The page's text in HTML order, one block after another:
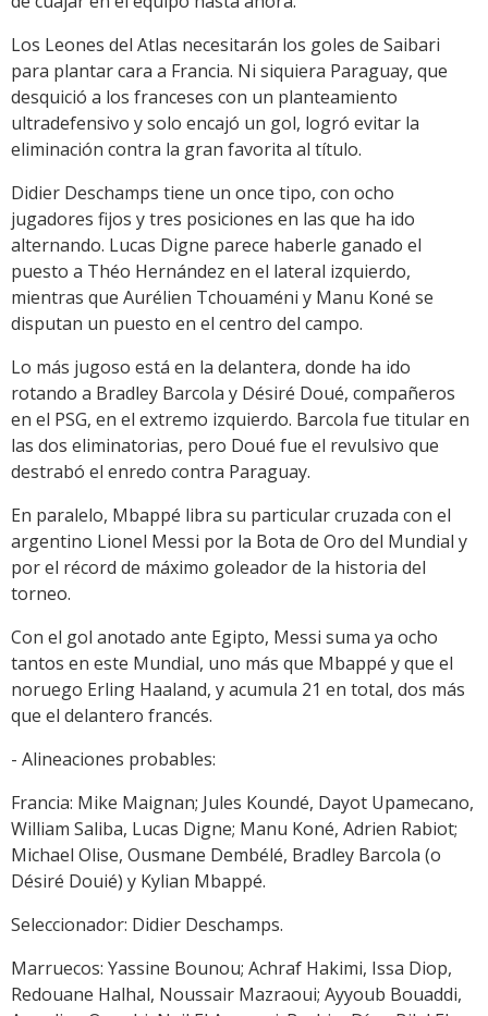
Los Leones del Atlas necesitarán los goles de Saibari
para plantar cara a Francia. Ni siquiera Paraguay, que
desquició a los franceses con un planteamiento
ultradefensivo y solo encajó un gol, logró evitar la
eliminación contra la gran favorita al título.
Didier Deschamps tiene un once tipo, con ocho
jugadores fijos y tres posiciones en las que ha ido
alternando. Lucas Digne parece haberle ganado el
puesto a Théo Hernández en el lateral izquierdo,
mientras que Aurélien Tchouaméni y Manu Koné se
disputan un puesto en el centro del campo.
Lo más jugoso está en la delantera, donde ha ido
rotando a Bradley Barcola y Désiré Doué, compañeros
en el PSG, en el extremo izquierdo. Barcola fue titular en
las dos eliminatorias, pero Doué fue el revulsivo que
destrabó el enredo contra Paraguay.
En paralelo, Mbappé libra su particular cruzada con el
argentino Lionel Messi por la Bota de Oro del Mundial y
por el récord de máximo goleador de la historia del
torneo.
Con el gol anotado ante Egipto, Messi suma ya ocho
tantos en este Mundial, uno más que Mbappé y que el
noruego Erling Haaland, y acumula 21 en total, dos más
que el delantero francés.
- Alineaciones probables:
Francia: Mike Maignan; Jules Koundé, Dayot Upamecano,
William Saliba, Lucas Digne; Manu Koné, Adrien Rabiot;
Michael Olise, Ousmane Dembélé, Bradley Barcola (o
Désiré Douié) y Kylian Mbappé.
Seleccionador: Didier Deschamps.
Marruecos: Yassine Bounou; Achraf Hakimi, Issa Diop,
Redouane Halhal, Noussair Mazraoui; Ayyoub Bouaddi,